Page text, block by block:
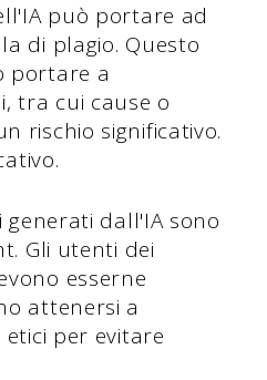
può portare ad
di plagio. Questo
portare a
tra cui cause o
rischio significativo.
dall'IA sono
Gli utenti dei
esserne
attenersi a
per evitare